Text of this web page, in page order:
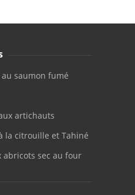
saumon fumé
artichauts
la citrouille et Tahiné
abricots sec au four